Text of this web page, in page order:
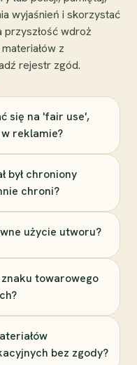
wyjaśnień i skorzystać
przyszłość wdroż
z
rejestr zgód.
się na 'fair use',
reklamie?
był chroniony
chroni?
użycie utworu?
towarowego
bez zgody?